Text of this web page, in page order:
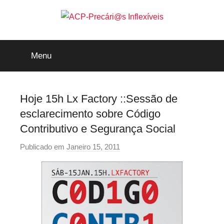
ACP-
Precári@s
Inflexíveis
Menu
Hoje 15h Lx Factory ::Sessão de
esclarecimento sobre Código
Contributivo e Segurança Social
Publicado em Janeiro 15, 2011
o
r
r
e